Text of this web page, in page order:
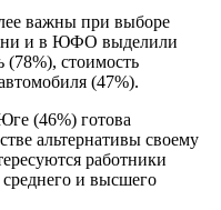
важны при выборе
и в ЮФО выделили
(78%), стоимость
(47%).
(46%) готова
альтернативы своему
работники
и высшего